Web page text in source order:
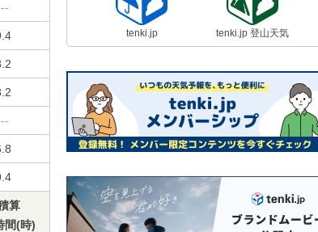
算
間(時)
tenki.jp tenki.jp 登山天気